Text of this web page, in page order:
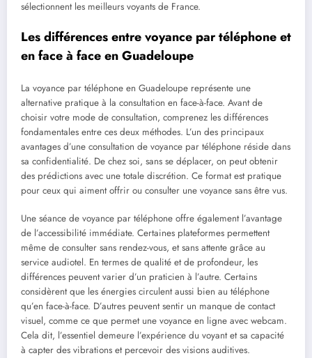
sélectionnent les meilleurs voyants de France.
Les différences entre voyance par téléphone et
en face à face en Guadeloupe
La voyance par téléphone en Guadeloupe représente une
alternative pratique à la consultation en face-à-face. Avant de
choisir votre mode de consultation, comprenez les différences
fondamentales entre ces deux méthodes. L’un des principaux
avantages d’une consultation de voyance par téléphone réside dans
sa confidentialité. De chez soi, sans se déplacer, on peut obtenir
des prédictions avec une totale discrétion. Ce format est pratique
pour ceux qui aiment offrir ou consulter une voyance sans être vus.
Une séance de voyance par téléphone offre également l’avantage
de l’accessibilité immédiate. Certaines plateformes permettent
même de consulter sans rendez-vous, et sans attente grâce au
service audiotel. En termes de qualité et de profondeur, les
différences peuvent varier d’un praticien à l’autre. Certains
considèrent que les énergies circulent aussi bien au téléphone
qu’en face-à-face. D’autres peuvent sentir un manque de contact
visuel, comme ce que permet une voyance en ligne avec webcam.
Cela dit, l’essentiel demeure l’expérience du voyant et sa capacité
à capter des vibrations et percevoir des visions auditives.